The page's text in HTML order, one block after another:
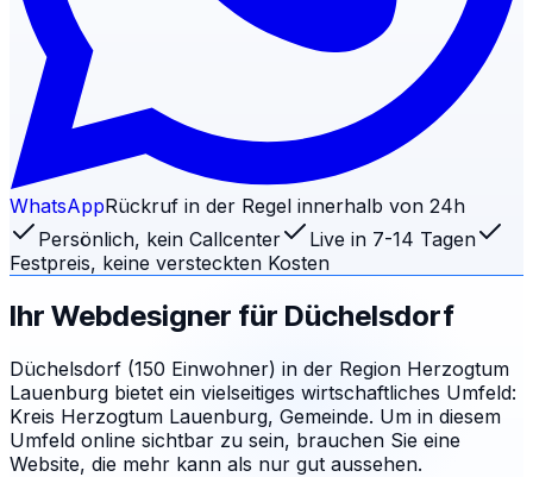
WhatsAppRückruf in der Regel innerhalb von 24h
Persönlich, kein Callcenter
Live in 7-14 Tagen
Festpreis, keine versteckten Kosten
Ihr Webdesigner für Düchelsdorf
Düchelsdorf (150 Einwohner) in der Region Herzogtum
Lauenburg bietet ein vielseitiges wirtschaftliches Umfeld:
Kreis Herzogtum Lauenburg, Gemeinde. Um in diesem
Umfeld online sichtbar zu sein, brauchen Sie eine
Website, die mehr kann als nur gut aussehen.